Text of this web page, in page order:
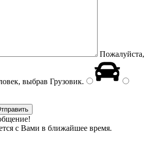
Пожалуйста,
выбрав Грузовик.
с Вами в ближайшее время.